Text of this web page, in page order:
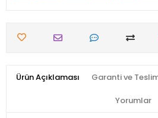
Ürün Açıklaması Garanti ve
Yorumlar